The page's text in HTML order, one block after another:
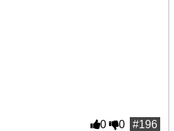
#196
0 0